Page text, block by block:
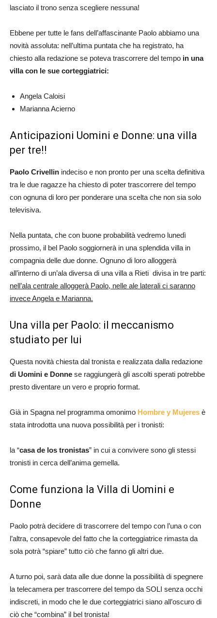
lasciato il trono senza scegliere nessuna!
Ebbene per tutte le fans dell’affascinante Paolo abbiamo una
novità assoluta: nell’ultima puntata che ha registrato, ha
chiesto alla redazione se poteva trascorrere del tempo in una
villa con le sue corteggiatrici:
Angela Caloisi
Marianna Acierno
Anticipazioni Uomini e Donne: una villa
per tre!!
Paolo Crivellin indeciso e non pronto per una scelta definitiva
tra le due ragazze ha chiesto di poter trascorrere del tempo
con ognuna di loro per ponderare una scelta che non sia solo
televisiva.
Nella puntata, che con buone probabilità vedremo lunedì
prossimo, il bel Paolo soggiornerà in una splendida villa in
compagnia delle due donne. Ognuno di loro alloggerà
all’interno di un’ala diversa di una villa a Rieti divisa in tre parti:
nell’ala centrale alloggerà Paolo, nelle ale laterali ci saranno
invece Angela e Marianna.
Una villa per Paolo: il meccanismo
studiato per lui
Questa novità chiesta dal tronista e realizzata dalla redazione
di Uomini e Donne se raggiungerà gli ascolti sperati potrebbe
presto diventare un vero e proprio format.
Già in Spagna nel programma omonimo Hombre y Mujeres è
stata introdotta una nuova possibilità per i tronisti:
la “casa de los tronistas” in cui a convivere sono gli stessi
tronisti in cerca dell’anima gemella.
Come funziona la Villa di Uomini e
Donne
Paolo potrà decidere di trascorrere del tempo con l’una o con
l’altra, consapevole del fatto che la corteggiatrice rimasta da
sola potrà “spiare” tutto ciò che fanno gli altri due.
A turno poi, sarà data alle due donne la possibilità di spegnere
la telecamera per trascorrere del tempo da SOLI senza occhi
indiscreti, in modo che le due corteggiatrici siano all’oscuro di
ciò che “combina” il bel tronista!